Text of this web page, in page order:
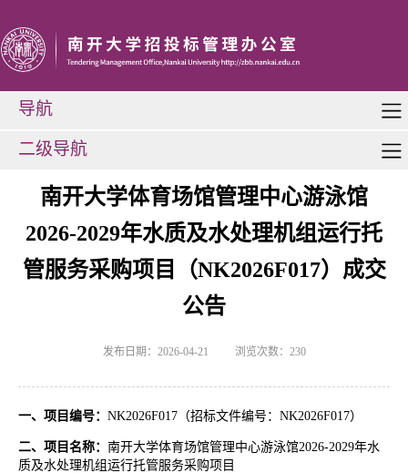
导航
二级导航
南开大学体育场馆管理中心游泳馆
2026-2029年水质及水处理机组运行托
管服务采购项目（NK2026F017）成交
公告
发布日期：2026-04-21 浏览次数： 230
一、项目编号： NK2026F017 （招标文件编号： NK2026F017）
二、项目名称： 南开大学体育场馆管理中心游泳馆2026-2029年水
质及水处理机组运行托管服务采购项目